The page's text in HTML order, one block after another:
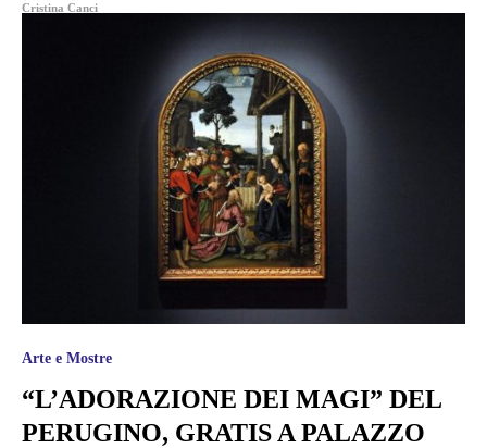
Cristina Canci
Arte e Mostre
“L’ADORAZIONE DEI MAGI” DEL
PERUGINO, GRATIS A PALAZZO